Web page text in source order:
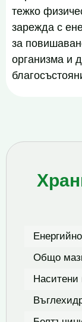
тежко
зарежда с
за
организма и
Общо
Наситени